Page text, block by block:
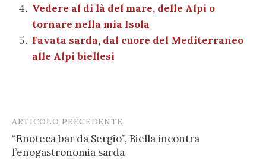
Vedere al di là del mare, delle Alpi o
tornare nella mia Isola
Favata sarda, dal cuore del Mediterraneo
alle Alpi biellesi
Post
navigation
ARTICOLO PRECEDENTE
“Enoteca bar da Sergio”, Biella incontra
l’enogastronomia sarda